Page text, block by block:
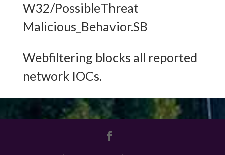
W32/PossibleThreat
Malicious_Behavior.SB
Webfiltering blocks all reported
network IOCs.